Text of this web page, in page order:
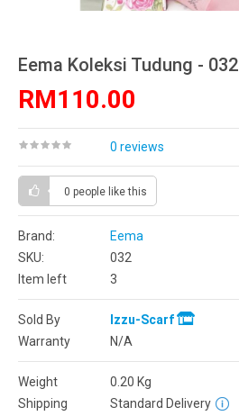
Eema Koleksi Tudung - 032
RM110.00
0 reviews
0 people like this
Brand:
Eema
SKU:
032
Item left
3
Sold By
Izzu-Scarf
Warranty
N/A
Weight 0.20 Kg
Shipping
Standard Delivery